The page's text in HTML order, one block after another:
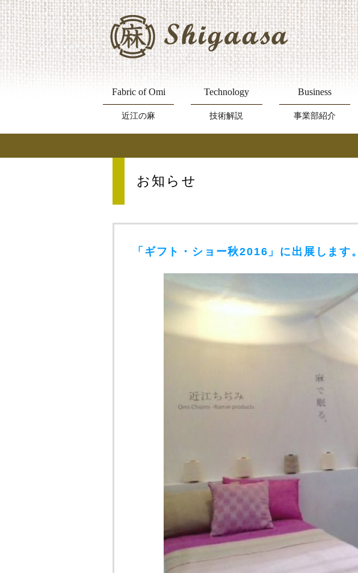
Fabric of Omi
近江の麻
Technology
技術解説
Business
事業部紹介
お知らせ
「ギフト・ショー秋2016」に出展します。